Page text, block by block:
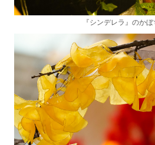
『シンデレラ』のか